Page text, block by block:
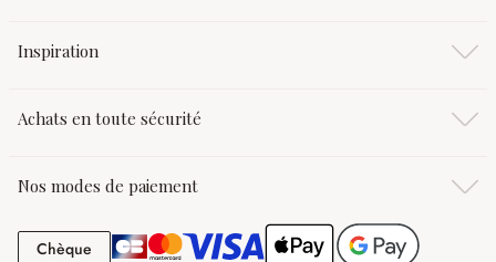
Inspiration
Achats en toute sécurité
Nos modes de paiement
Chèque Chèque